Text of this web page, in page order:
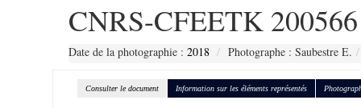
CNRS-CFEETK 200566
Date de la photographie : 2018 Photographe : Saubestre E.
Consulter le document Information sur les éléments représentés